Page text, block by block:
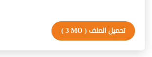
تحميل الملف ( 3 MO )